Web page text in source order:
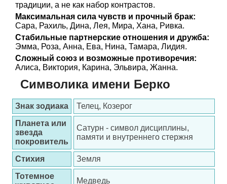
традиции, а не как набор контрастов.
Максимальная сила чувств и прочный брак:
Сара, Рахиль, Дина, Лея, Мира, Хана, Ривка.
Стабильные партнерские отношения и дружба:
Эмма, Роза, Анна, Ева, Нина, Тамара, Лидия.
Сложный союз и возможные противоречия:
Алиса, Виктория, Карина, Эльвира, Жанна.
Символика имени Берко
Знак зодиака
Телец, Козерог
Планета или
звезда
покровитель
Сатурн - символ дисциплины,
памяти и внутреннего стержня
Стихия
Земля
Тотемное
Медведь